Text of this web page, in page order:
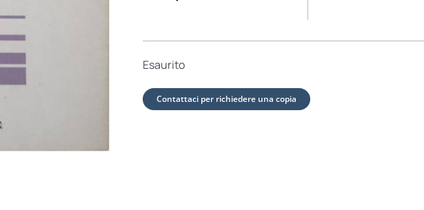
Esaurito
Contattaci per richiedere una copia